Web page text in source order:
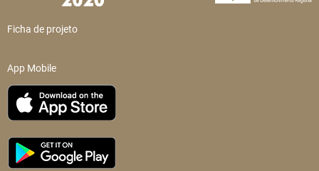
Ficha de projeto
App Mobile